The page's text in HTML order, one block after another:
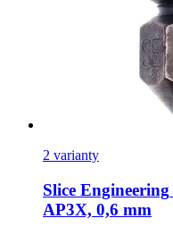
2 varianty
Slice Engineering
AP3X, 0,6 mm